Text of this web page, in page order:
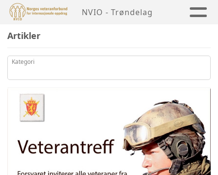
NVIO - Trøndelag
Artikler
Kategori